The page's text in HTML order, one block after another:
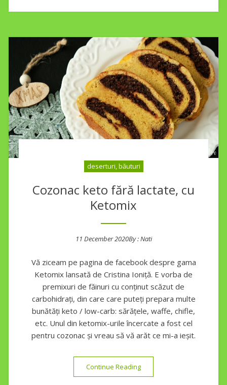
deserturi, băuturi
Cozonac keto fără lactate, cu
Ketomix
11 December 2020By :Nati
Vă ziceam pe pagina de facebook despre gama
Ketomix lansată de Cristina Ioniță. E vorba de
premixuri de făinuri cu conținut scăzut de
carbohidrați, din care care puteți prepara multe
bunătăți keto / low-carb: sărățele, waffe, chifle,
etc. Unul din ketomix-urile încercate a fost cel
pentru cozonac și vreau să vă arăt ce mi-a ieșit.
Continue Reading“Cozonac keto fără lactate,